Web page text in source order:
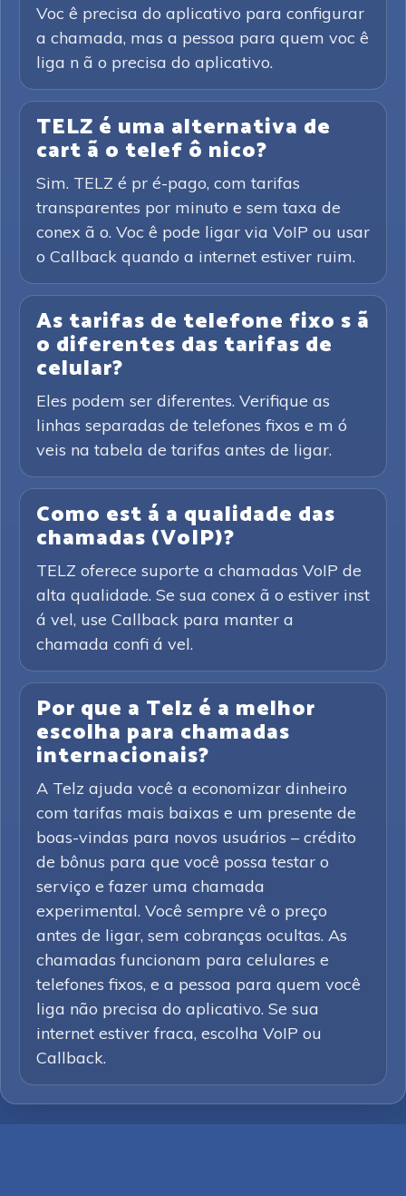
Voc ê precisa do aplicativo para configurar
a chamada, mas a pessoa para quem voc ê
liga n ã o precisa do aplicativo.
TELZ é uma alternativa de
cart ã o telef ô nico?
Sim. TELZ é pr é-pago, com tarifas
transparentes por minuto e sem taxa de
conex ã o. Voc ê pode ligar via VoIP ou usar
o Callback quando a internet estiver ruim.
As tarifas de telefone fixo s ã
o diferentes das tarifas de
celular?
Eles podem ser diferentes. Verifique as
linhas separadas de telefones fixos e m ó
veis na tabela de tarifas antes de ligar.
Como est á a qualidade das
chamadas (VoIP)?
TELZ oferece suporte a chamadas VoIP de
alta qualidade. Se sua conex ã o estiver inst
á vel, use Callback para manter a
chamada confi á vel.
Por que a Telz é a melhor
escolha para chamadas
internacionais?
A Telz ajuda você a economizar dinheiro
com tarifas mais baixas e um presente de
boas-vindas para novos usuários – crédito
de bônus para que você possa testar o
serviço e fazer uma chamada
experimental. Você sempre vê o preço
antes de ligar, sem cobranças ocultas. As
chamadas funcionam para celulares e
telefones fixos, e a pessoa para quem você
liga não precisa do aplicativo. Se sua
internet estiver fraca, escolha VoIP ou
Callback.